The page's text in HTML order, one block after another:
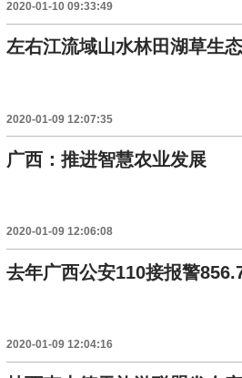
2020-01-10 09:33:49
左右江流域山水林田湖草生
2020-01-09 12:07:35
广西：推进智慧农业发展
2020-01-09 12:06:08
去年广西公安110接报警
2020-01-09 12:04:16